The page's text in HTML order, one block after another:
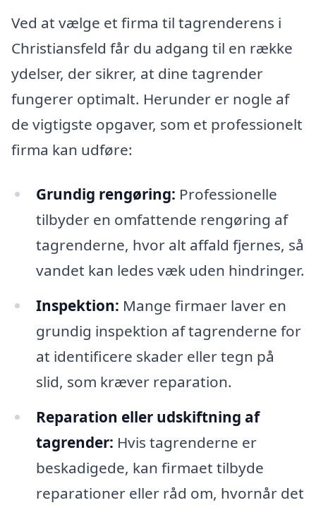
Ved at vælge et firma til tagrenderens i
Christiansfeld får du adgang til en række
ydelser, der sikrer, at dine tagrender
fungerer optimalt. Herunder er nogle af
de vigtigste opgaver, som et professionelt
firma kan udføre:
Grundig rengøring: Professionelle
tilbyder en omfattende rengøring af
tagrenderne, hvor alt affald fjernes, så
vandet kan ledes væk uden hindringer.
Inspektion: Mange firmaer laver en
grundig inspektion af tagrenderne for
at identificere skader eller tegn på
slid, som kræver reparation.
Reparation eller udskiftning af
tagrender: Hvis tagrenderne er
beskadigede, kan firmaet tilbyde
reparationer eller råd om, hvornår det